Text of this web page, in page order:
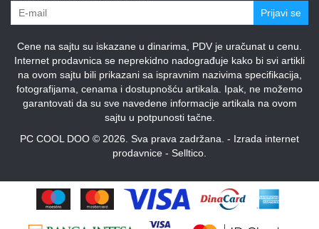
Prijavi se
Cene na sajtu su iskazane u dinarima, PDV je uračunat u cenu.
Internet prodavnica se neprekidno nadograđuje kako bi svi artikli
na ovom sajtu bili prikazani sa ispravnim nazivima specifikacija,
fotografijama, cenama i dostupnošću artikala. Ipak, ne možemo
garantovati da su sve navedene informacije artikala na ovom
sajtu u potpunosti tačne.
PC COOL DOO © 2026. Sva prava zadržana. - Izrada internet
prodavnice - Selltico.